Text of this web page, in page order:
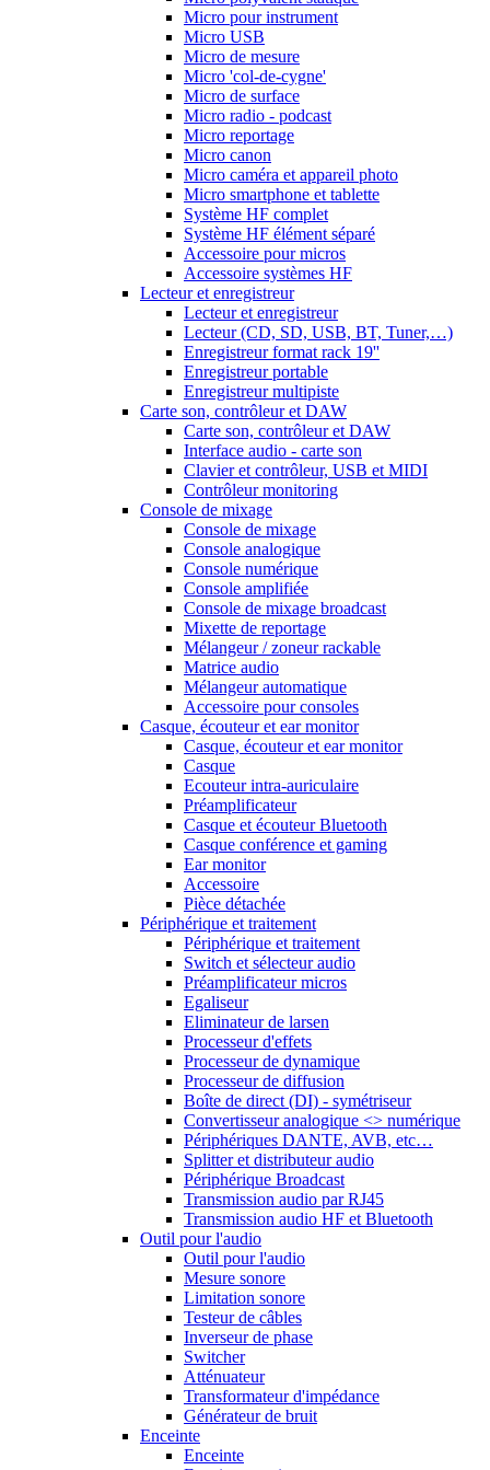
Micro pour instrument
Micro USB
Micro de mesure
Micro 'col-de-cygne'
Micro de surface
Micro radio - podcast
Micro reportage
Micro canon
Micro caméra et appareil photo
Micro smartphone et tablette
Système HF complet
Système HF élément séparé
Accessoire pour micros
Accessoire systèmes HF
Lecteur et enregistreur
Lecteur et enregistreur
Lecteur (CD, SD, USB, BT, Tuner,…)
Enregistreur format rack 19''
Enregistreur portable
Enregistreur multipiste
Carte son, contrôleur et DAW
Carte son, contrôleur et DAW
Interface audio - carte son
Clavier et contrôleur, USB et MIDI
Contrôleur monitoring
Console de mixage
Console de mixage
Console analogique
Console numérique
Console amplifiée
Console de mixage broadcast
Mixette de reportage
Mélangeur / zoneur rackable
Matrice audio
Mélangeur automatique
Accessoire pour consoles
Casque, écouteur et ear monitor
Casque, écouteur et ear monitor
Casque
Ecouteur intra-auriculaire
Préamplificateur
Casque et écouteur Bluetooth
Casque conférence et gaming
Ear monitor
Accessoire
Pièce détachée
Périphérique et traitement
Périphérique et traitement
Switch et sélecteur audio
Préamplificateur micros
Egaliseur
Eliminateur de larsen
Processeur d'effets
Processeur de dynamique
Processeur de diffusion
Boîte de direct (DI) - symétriseur
Convertisseur analogique <> numérique
Périphériques DANTE, AVB, etc…
Splitter et distributeur audio
Périphérique Broadcast
Transmission audio par RJ45
Transmission audio HF et Bluetooth
Outil pour l'audio
Outil pour l'audio
Mesure sonore
Limitation sonore
Testeur de câbles
Inverseur de phase
Switcher
Atténuateur
Transformateur d'impédance
Générateur de bruit
Enceinte
Enceinte